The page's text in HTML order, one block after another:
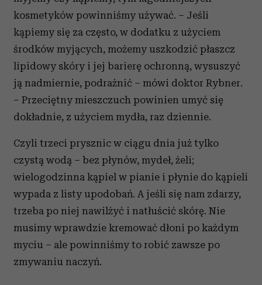
kosmetyków powinniśmy używać. – Jeśli
kąpiemy się za często, w dodatku z użyciem
środków myjących, możemy uszkodzić płaszcz
lipidowy skóry i jej barierę ochronną, wysuszyć
ją nadmiernie, podrażnić – mówi doktor Rybner.
– Przeciętny mieszczuch powinien umyć się
dokładnie, z użyciem mydła, raz dziennie.
Czyli trzeci prysznic w ciągu dnia już tylko
czystą wodą – bez płynów, mydeł, żeli;
wielogodzinna kąpiel w pianie i płynie do kąpieli
wypada z listy upodobań. A jeśli się nam zdarzy,
trzeba po niej nawilżyć i natłuścić skórę. Nie
musimy wprawdzie kremować dłoni po każdym
myciu – ale powinniśmy to robić zawsze po
zmywaniu naczyń.